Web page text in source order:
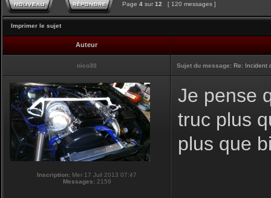
Page 4 sur 12 [ 120 messages ]
Imprimer le sujet
Auteur
nico30 Sujet du message: Re: Incident
Inscription: Mer 17 Juil 2013 07:47
Messages:2159
Je pense
truc plus
plus que